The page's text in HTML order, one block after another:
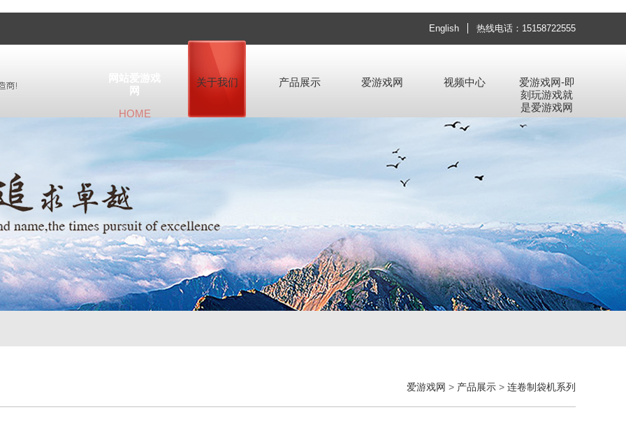
English 热线电话：15158722555
网
HOME
关于我们 产品展示 爱游戏网 视频中心
爱游戏网-即
刻玩游戏就
是爱游戏网
爱游戏网 > 产品展示 > 连卷制袋机系列